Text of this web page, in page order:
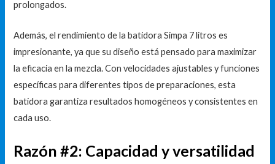
prolongados.
Además, el rendimiento de la batidora Simpa 7 litros es
impresionante, ya que su diseño está pensado para maximizar
la eficacia en la mezcla. Con velocidades ajustables y funciones
específicas para diferentes tipos de preparaciones, esta
batidora garantiza resultados homogéneos y consistentes en
cada uso.
Razón #2: Capacidad y versatilidad